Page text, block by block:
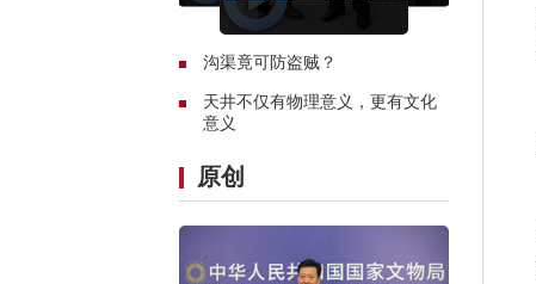
沟渠竟可防盗贼？
天井不仅有物理意义，更有文化
意义
原创